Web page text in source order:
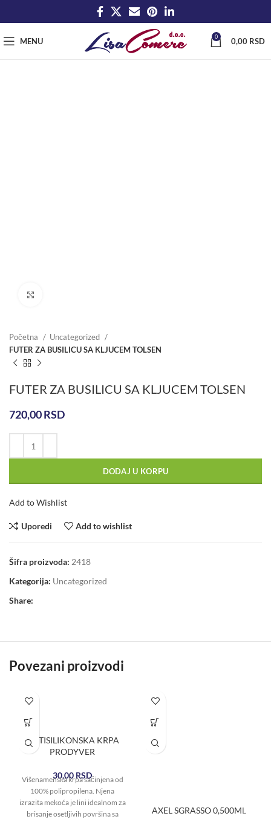
MENU 0 0,00 RSD
Početna
Uncategorized
FUTER ZA BUSILICU SA KLJUCEM TOLSEN
FUTER ZA BUSILICU SA KLJUCEM TOLSEN
720,00RSD
DODAJ U KORPU
Add to Wishlist
Uporedi Add to wishlist
Šifra proizvoda: 2418
Kategorija: Uncategorized
Share:
Povezani proizvodi
ANTISILIKONSKA KRPA
PRODYVER
30,00 RSD
Višenamenska krpa sačinjena od
100% polipropilena. Njena
izrazita mekoća je lini idealnom za
brisanje osetljivih površina sa
AXEL SGRASSO 0,500ML